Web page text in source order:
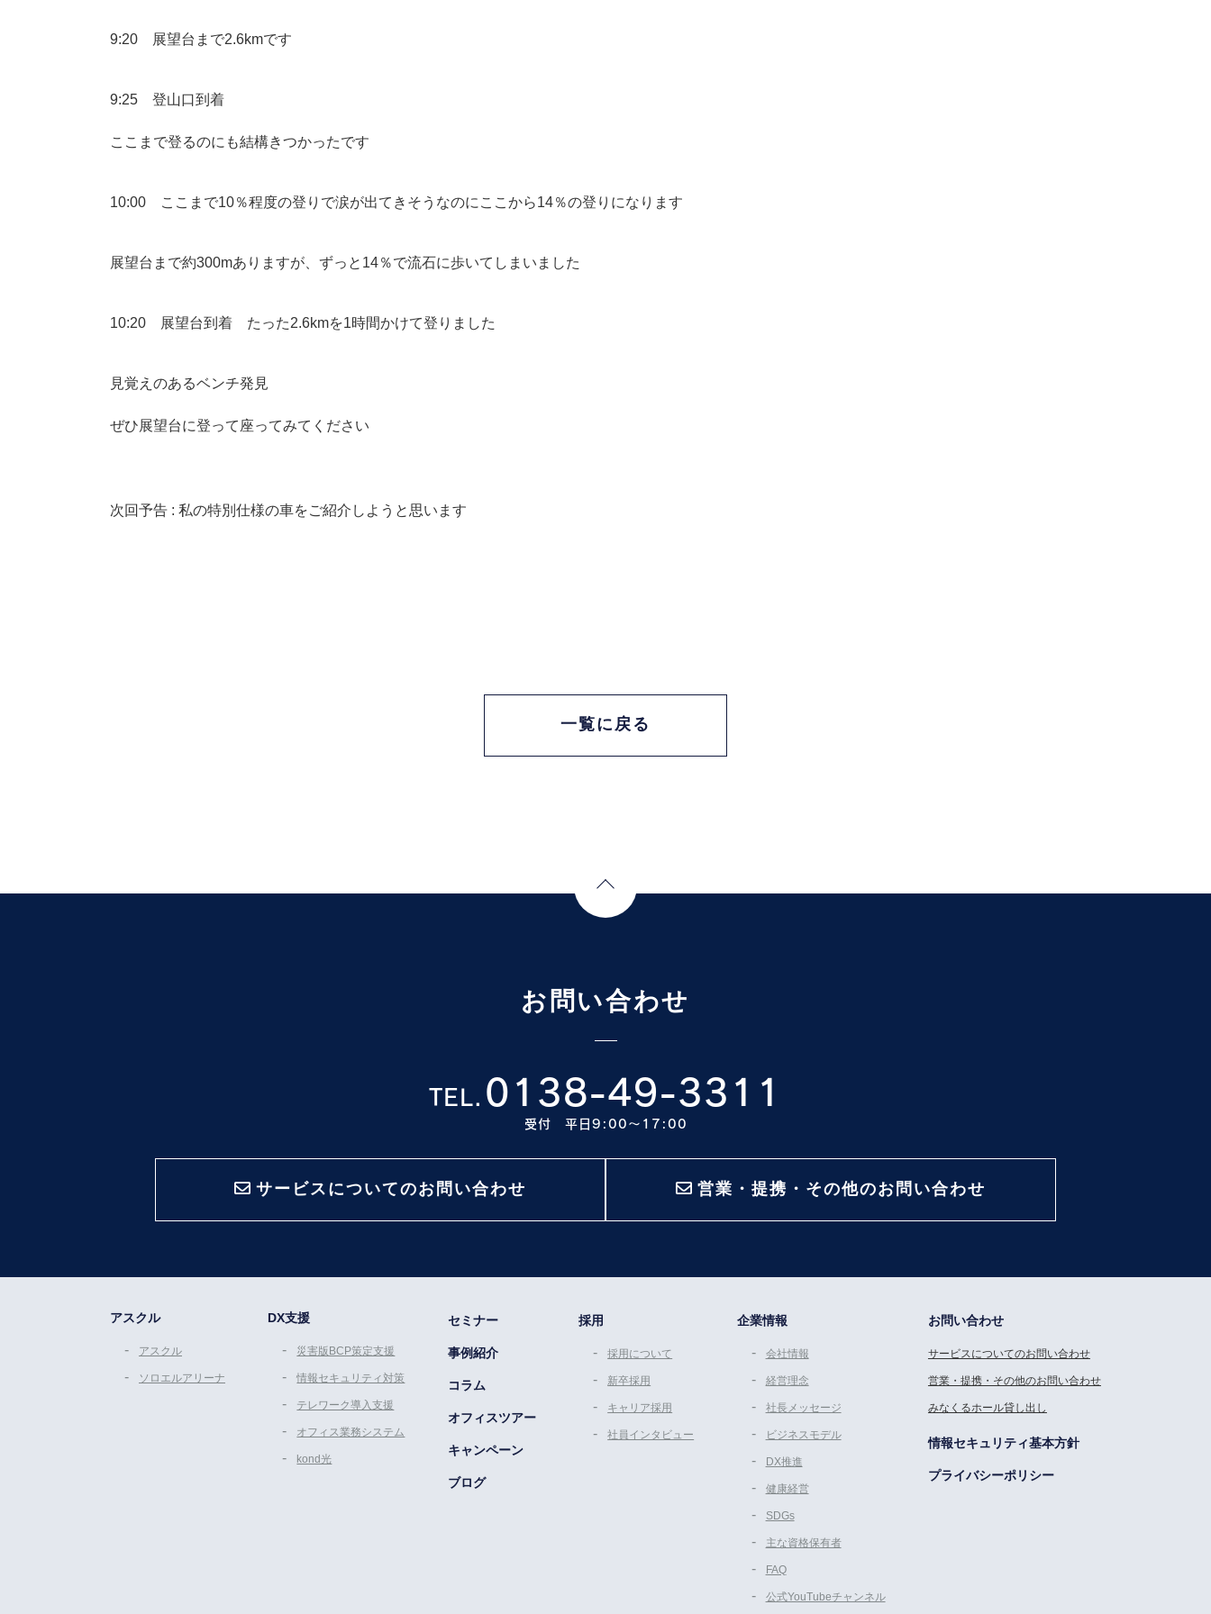
9:20 展望台まで2.6kmです
9:25 登山口到着
ここまで登るのにも結構きつかったです
10:00 ここまで10％程度の登りで涙が出てきそうなのにここから14％の登りになります
展望台まで約300mありますが、ずっと14％で流石に歩いてしまいました
10:20 展望台到着 たった2.6kmを1時間かけて登りました
見覚えのあるベンチ発見
ぜひ展望台に登って座ってみてください
次回予告 : 私の特別仕様の車をご紹介しようと思います
一覧に戻る
お問い合わせ
TEL. 0138-49-3311
受付 平日9:00〜17:00
サービスについてのお問い合わせ 営業・提携・その他のお問い合わせ
アスクル
アスクル
ソロエルアリーナ
DX支援
災害版BCP策定支援
情報セキュリティ対策
テレワーク導入支援
オフィス業務システム
kond光
セミナー
事例紹介
コラム
オフィスツアー
キャンペーン
ブログ
採用
採用について
新卒採用
キャリア採用
社員インタビュー
企業情報
会社情報
経営理念
社長メッセージ
ビジネスモデル
DX推進
健康経営
SDGs
主な資格保有者
FAQ
公式YouTubeチャンネル
お問い合わせ
サービスについてのお問い合わせ
営業・提携・その他のお問い合わせ
みなくるホール貸し出し
情報セキュリティ基本方針
プライバシーポリシー